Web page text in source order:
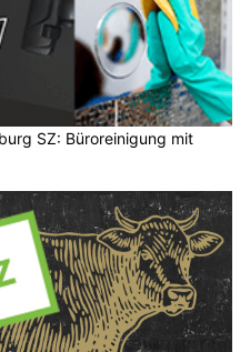
SZ: Büroreinigung mit